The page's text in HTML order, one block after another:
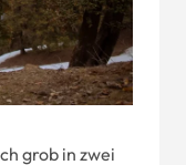
grob in zwei